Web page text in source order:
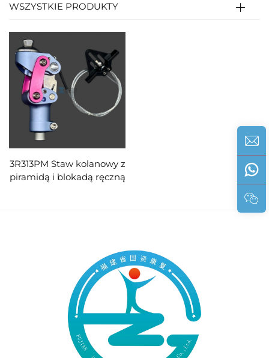
WSZYSTKIE PRODUKTY
3R313PM Staw kolanowy z
piramidą i blokadą ręczną